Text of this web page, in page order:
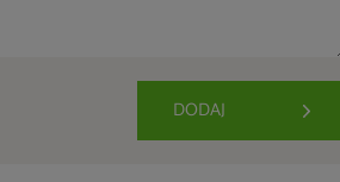
DODAJ